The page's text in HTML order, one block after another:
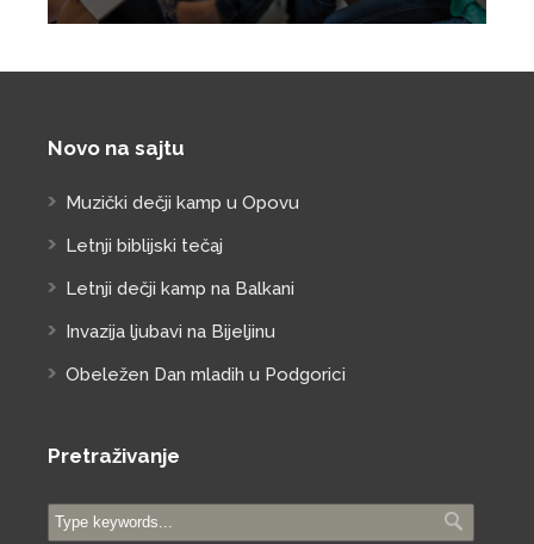
Novo na sajtu
Muzički dečji kamp u Opovu
Letnji biblijski tečaj
Letnji dečji kamp na Balkani
Invazija ljubavi na Bijeljinu
Obeležen Dan mladih u Podgorici
Pretraživanje